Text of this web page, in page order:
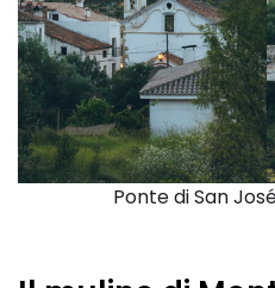
Ponte di San